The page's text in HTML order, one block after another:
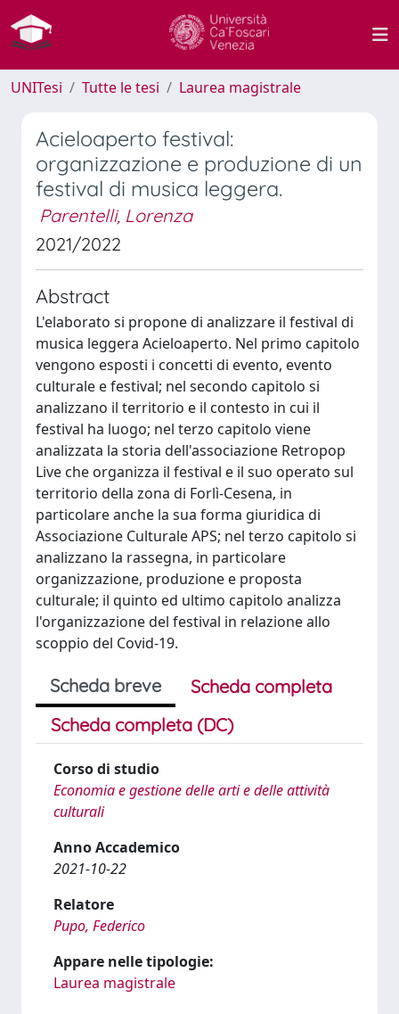
UNITesi Tutte le tesi Laurea magistrale
Acieloaperto festival:
organizzazione e produzione di un
festival di musica leggera.
Parentelli, Lorenza
2021/2022
Abstract
L'elaborato si propone di analizzare il festival di
musica leggera Acieloaperto. Nel primo capitolo
vengono esposti i concetti di evento, evento
culturale e festival; nel secondo capitolo si
analizzano il territorio e il contesto in cui il
festival ha luogo; nel terzo capitolo viene
analizzata la storia dell'associazione Retropop
Live che organizza il festival e il suo operato sul
territorio della zona di Forlì-Cesena, in
particolare anche la sua forma giuridica di
Associazione Culturale APS; nel terzo capitolo si
analizzano la rassegna, in particolare
organizzazione, produzione e proposta
culturale; il quinto ed ultimo capitolo analizza
l'organizzazione del festival in relazione allo
scoppio del Covid-19.
Scheda breve
Scheda completa
Scheda completa (DC)
Corso di studio
Economia e gestione delle arti e delle attività
culturali
Anno Accademico
2021-10-22
Relatore
Pupo, Federico
Appare nelle tipologie:
Laurea magistrale